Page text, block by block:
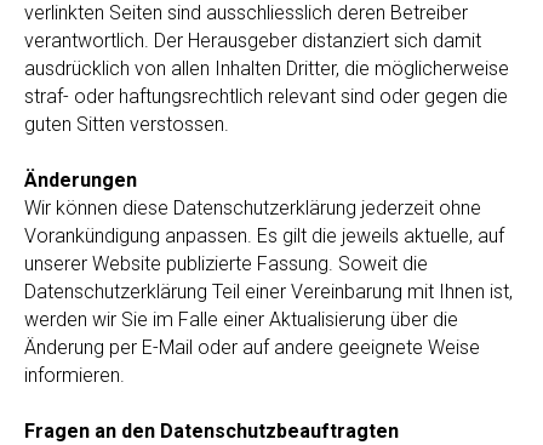
verlinkten Seiten sind ausschliesslich deren Betreiber
verantwortlich. Der Herausgeber distanziert sich damit
ausdrücklich von allen Inhalten Dritter, die möglicherweise
straf- oder haftungsrechtlich relevant sind oder gegen die
guten Sitten verstossen.
Änderungen
Wir können diese Datenschutzerklärung jederzeit ohne
Vorankündigung anpassen. Es gilt die jeweils aktuelle, auf
unserer Website publizierte Fassung. Soweit die
Datenschutzerklärung Teil einer Vereinbarung mit Ihnen ist,
werden wir Sie im Falle einer Aktualisierung über die
Änderung per E-Mail oder auf andere geeignete Weise
informieren.
Fragen an den Datenschutzbeauftragten